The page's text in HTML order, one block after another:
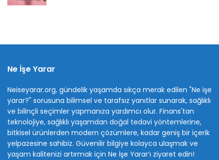
Ne İşe Yarar
Neiseyarar.org, gündelik yaşamda sıkça merak edilen "Ne işe
yarar?" sorusuna bilimsel ve tarafsız yanıtlar sunarak, sağlıklı
ve bilinçli seçimler yapmanıza yardımcı olur. Finans'tan
teknolojiye, sağlıklı yaşamdan doğal tedavi yöntemlerine,
bitkisel ürünlerden modern çözümlere, kadar geniş bir içerik
yelpazesine sahibiz. Güvenilir bilgiye kolayca ulaşmak ve
yaşam kalitenizi artırmak için Ne İşe Yarar’ı ziyaret edin!